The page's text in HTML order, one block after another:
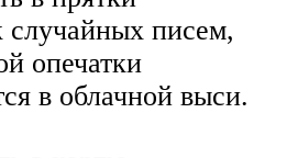
писем,
опечатки
в облачной выси.